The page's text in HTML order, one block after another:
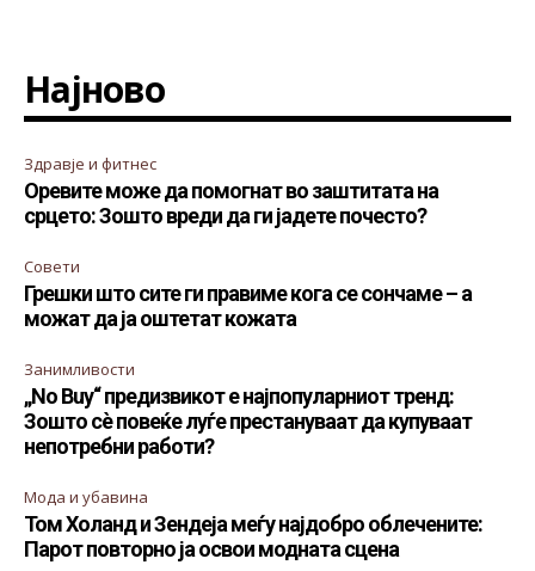
Најново
Здравје и фитнес
Оревите може да помогнат во заштитата на
срцето: Зошто вреди да ги јадете почесто?
Совети
Грешки што сите ги правиме кога се сончаме – а
можат да ја оштетат кожата
Занимливости
„No Buy“ предизвикот е најпопуларниот тренд:
Зошто сè повеќе луѓе престануваат да купуваат
непотребни работи?
Мода и убавина
Том Холанд и Зендеја меѓу најдобро облечените:
Парот повторно ја освои модната сцена